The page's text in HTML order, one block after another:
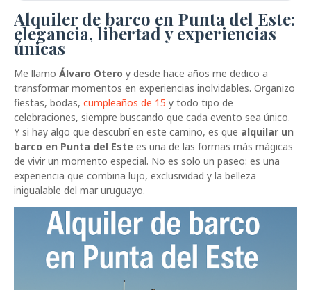
Alquiler de barco en Punta del Este:
elegancia, libertad y experiencias
únicas
Me llamo Álvaro Otero y desde hace años me dedico a
transformar momentos en experiencias inolvidables. Organizo
fiestas, bodas, cumpleaños de 15 y todo tipo de
celebraciones, siempre buscando que cada evento sea único.
Y si hay algo que descubrí en este camino, es que alquilar un
barco en Punta del Este es una de las formas más mágicas
de vivir un momento especial. No es solo un paseo: es una
experiencia que combina lujo, exclusividad y la belleza
inigualable del mar uruguayo.